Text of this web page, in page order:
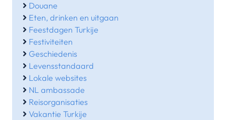
Douane
Eten, drinken en uitgaan
Feestdagen Turkije
Festiviteiten
Geschiedenis
Levensstandaard
Lokale websites
NL ambassade
Reisorganisaties
Vakantie Turkije